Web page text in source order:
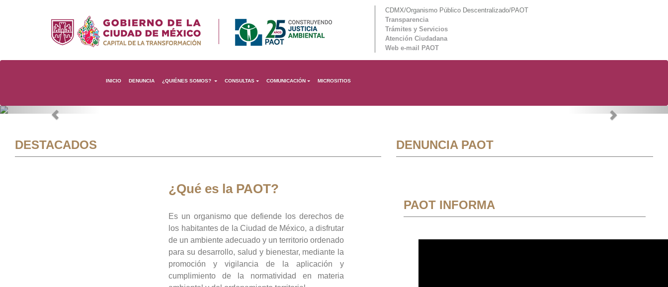
CDMX/Organismo Público Descentralizado/PAOT
Transparencia
Trámites y Servicios
Atención Ciudadana
Web e-mail PAOT
INICIO DENUNCIA ¿QUIÉNES SOMOS? CONSULTAS COMUNICACIÓN MICROSITIOS
Previous Next
DESTACADOS
¿Qué es la PAOT?
Es un organismo que defiende los derechos de
los habitantes de la Ciudad de México, a disfrutar
de un ambiente adecuado y un territorio ordenado
para su desarrollo, salud y bienestar, mediante la
promoción y vigilancia de la aplicación y
cumplimiento de la normatividad en materia
DENUNCIA PAOT
PAOT INFORMA